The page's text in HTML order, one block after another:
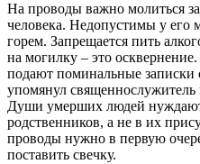
На проводы важно молиться
человека. Недопустимы у его
горем. Запрещается пить
на могилку – это
подают поминальные
упомянул
Души умерших людей
родственников, а не в их
проводы нужно в первую
поставить свечку.